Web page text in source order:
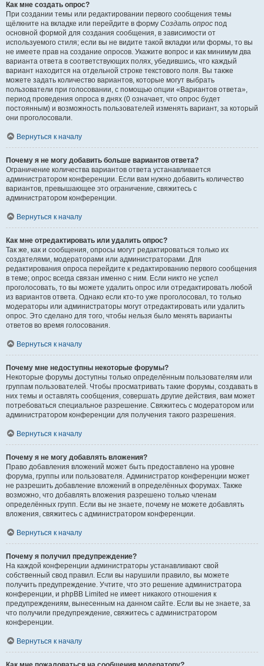
Как мне создать опрос?
При создании темы или редактировании первого сообщения темы
щёлкните на вкладке или перейдите в форму Создать опрос под
основной формой для создания сообщения, в зависимости от
используемого стиля; если вы не видите такой вкладки или формы, то вы
не имеете прав на создание опросов. Укажите вопрос и как минимум два
варианта ответа в соответствующих полях, убедившись, что каждый
вариант находится на отдельной строке текстового поля. Вы также
можете задать количество вариантов, которые могут выбрать
пользователи при голосовании, с помощью опции «Вариантов ответа»,
период проведения опроса в днях (0 означает, что опрос будет
постоянным) и возможность пользователей изменять вариант, за который
они проголосовали.
Вернуться к началу
Почему я не могу добавить больше вариантов ответа?
Ограничение количества вариантов ответа устанавливается
администратором конференции. Если вам нужно добавить количество
вариантов, превышающее это ограничение, свяжитесь с
администратором конференции.
Вернуться к началу
Как мне отредактировать или удалить опрос?
Так же, как и сообщения, опросы могут редактироваться только их
создателями, модераторами или администраторами. Для
редактирования опроса перейдите к редактированию первого сообщения
в теме; опрос всегда связан именно с ним. Если никто не успел
проголосовать, то вы можете удалить опрос или отредактировать любой
из вариантов ответа. Однако если кто-то уже проголосовал, то только
модераторы или администраторы могут отредактировать или удалить
опрос. Это сделано для того, чтобы нельзя было менять варианты
ответов во время голосования.
Вернуться к началу
Почему мне недоступны некоторые форумы?
Некоторые форумы доступны только определённым пользователям или
группам пользователей. Чтобы просматривать такие форумы, создавать в
них темы и оставлять сообщения, совершать другие действия, вам может
потребоваться специальное разрешение. Свяжитесь с модератором или
администратором конференции для получения такого разрешения.
Вернуться к началу
Почему я не могу добавлять вложения?
Право добавления вложений может быть предоставлено на уровне
форума, группы или пользователя. Администратор конференции может
не разрешить добавление вложений в определённых форумах. Также
возможно, что добавлять вложения разрешено только членам
определённых групп. Если вы не знаете, почему не можете добавлять
вложения, свяжитесь с администратором конференции.
Вернуться к началу
Почему я получил предупреждение?
На каждой конференции администраторы устанавливают свой
собственный свод правил. Если вы нарушили правило, вы можете
получить предупреждение. Учтите, что это решение администратора
конференции, и phpBB Limited не имеет никакого отношения к
предупреждениям, вынесенным на данном сайте. Если вы не знаете, за
что получили предупреждение, свяжитесь с администратором
конференции.
Вернуться к началу